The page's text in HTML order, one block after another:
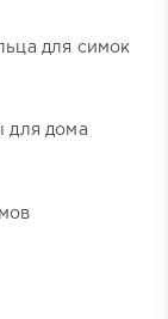
для симок
для дома